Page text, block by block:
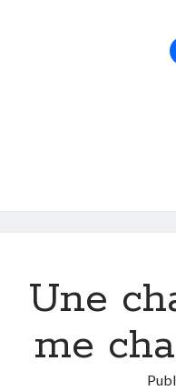
Une
me